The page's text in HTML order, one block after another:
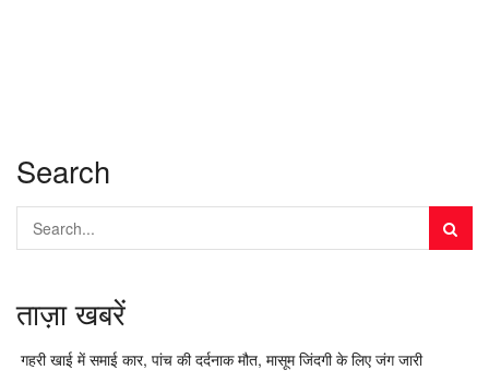
Search
ताज़ा खबरें
गहरी खाई में समाई कार, पांच की दर्दनाक मौत, मासूम जिंदगी के लिए जंग जारी